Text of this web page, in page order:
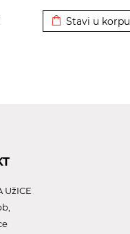
Stavi u korpu
UžICE